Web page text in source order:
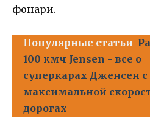
фонари.
Популярные статьи
100 кмч Jensen - все о
суперкарах Дженсен с
максимальной
дорогах